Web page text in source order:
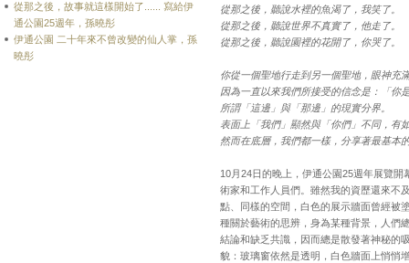
從那之後，故事就這樣開始了...... 寫給伊
通公園25週年，孫曉彤
伊通公園 二十年來不曾改變的仙人掌，孫
曉彤
從那之後，聽說水裡的魚渴了，我笑了。
從那之後，聽說世界不真實了，他走了。
從那之後，聽說園裡的花開了，你哭了。
你從一個聖地行走到另一個聖地，眼神充
因為一直以來我們所接受的信念是：「你
所謂「這邊」與「那邊」的現實分界。
表面上「我們」顯然與「你們」不同，有
然而在底層，我們都一樣，分享著最基本
10月24日的晚上，伊通公園25週年展覽
術家和工作人員們。雖然我的資歷還來不
點、同樣的空間，白色的展示牆面曾經被
種關於藝術的思辨，身為某種背景，人們
結論和缺乏共識，因而總是散發著神秘的
貌：玻璃窗依然是透明，白色牆面上悄悄